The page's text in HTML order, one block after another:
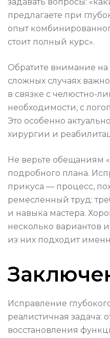
предлагаете при
опыт
стоит полный курс».
Обратите внимание
сложных случаях
в связке с челюстно-
необходимости, с
Это особенно
хирургии и
Не верьте обещаниям
подробного плана.
прикуса — процесс,
ремесленный труд:
и навыка мастера.
несколько вариантов
из них подходит
Исправление
реалистичная задача:
восстановления